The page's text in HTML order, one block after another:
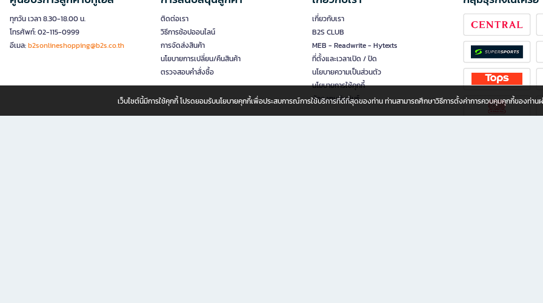
ทุกวัน เวลา 8.30-18.00 น.
โทรศัพท์: 02-115-0999
อีเมล:b2sonlineshopping@b2s.co.th
ติดต่อเรา
วิธีการช้อปออนไลน์
การจัดส่งสินค้า
นโยบายการเปลี่ยน/คืนสินค้า
ตรวจสอบคำสั่งซื้อ
เกี่ยวกับเรา
B2S CLUB
MEB - Readwrite - Hytexts
ที่ตั้งและเวลาเปิด / ปิด
นโยบายความเป็นส่วนตัว
นโยบายการใช้คุกกี้
นักลงทุนสัมพันธ์
เว็บไซต์นี้มีการใช้คุกกี้ โปรดยอมรับนโยบายคุกกี้เพื่อประสบการณ์การใช้บริการที่ดีที่สุดของท่าน ท่านสามารถศึกษาวิธีการตั้งค่าการควบคุมคุกกี้ของท่าน